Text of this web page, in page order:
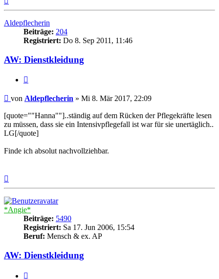
Aldepflecherin
Beiträge: 204
Registriert: Do 8. Sep 2011, 11:46
AW: Dienstkleidung
Beitrag
von Aldepflecherin » Mi 8. Mär 2017, 22:09
[quote=""Hanna""]..ständig auf dem Rücken der Pflegekräfte lesen
zu müssen, dass sie ein Intensivpflegefall ist war für sie unertäglich..
LG[/quote]
Finde ich absolut nachvollziehbar.
*Angie*
Beiträge: 5490
Registriert: Sa 17. Jun 2006, 15:54
Beruf: Mensch & ex. AP
AW: Dienstkleidung